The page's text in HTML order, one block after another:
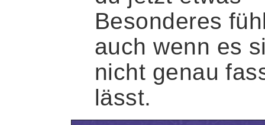
Besonderes
auch wenn es
nicht genau
lässt.